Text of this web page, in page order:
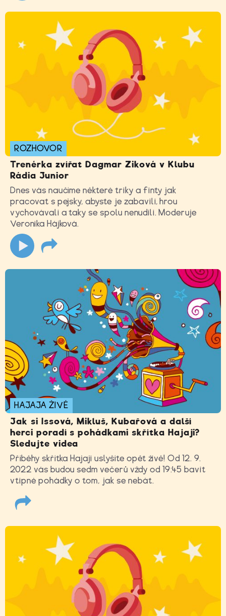
ROZHOVOR
Trenérka zvířat Dagmar Ziková v Klubu
Rádia Junior
Dnes vás naučíme některé triky a finty jak
pracovat s pejsky, abyste je zabavili, hrou
vychovávali a taky se spolu nenudili. Moderuje
Veronika Hájková.
HAJAJA ŽIVĚ
Jak si Issová, Mikluš, Kubařová a další
herci poradí s pohádkami skřítka Hajaji?
Sledujte videa
Příběhy skřítka Hajaji uslyšíte opět živě! Od 12. 9.
2022 vás budou sedm večerů vždy od 19:45 bavit
vtipné pohádky o tom, jak se nebát.